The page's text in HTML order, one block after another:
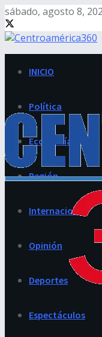
sábado, agosto 8,
INICIO
Política
Economía
Región
Internacional
Opinión
Deportes
Espectáculos